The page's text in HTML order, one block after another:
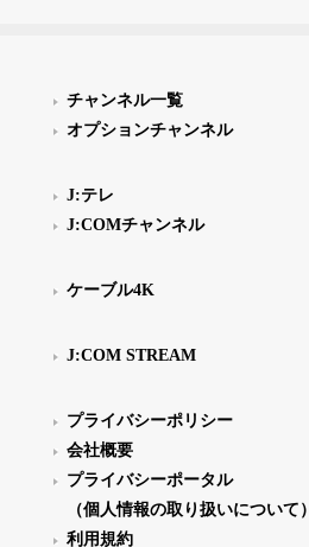
チャンネル一覧
オプションチャンネル
J:テレ
J:COMチャンネル
ケーブル4K
J:COM STREAM
プライバシーポリシー
会社概要
プライバシーポータル
（個人情報の取り扱いについて）
利用規約